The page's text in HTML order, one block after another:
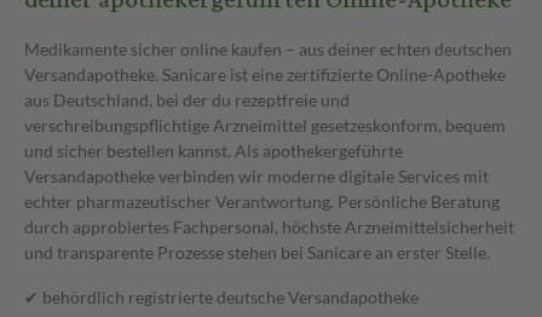
Medikamente sicher online kaufen – aus deiner echten deutschen
Versandapotheke. Sanicare ist eine zertifizierte Online-Apotheke
aus Deutschland, bei der du rezeptfreie und
verschreibungspflichtige Arzneimittel gesetzeskonform, bequem
und sicher bestellen kannst. Als apothekergeführte
Versandapotheke verbinden wir moderne digitale Services mit
echter pharmazeutischer Verantwortung. Persönliche Beratung
durch approbiertes Fachpersonal, höchste Arzneimittelsicherheit
und transparente Prozesse stehen bei Sanicare an erster Stelle.
✔ behördlich registrierte deutsche Versandapotheke